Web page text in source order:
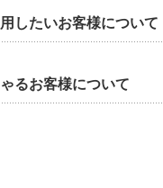
したいお客様について
るお客様について